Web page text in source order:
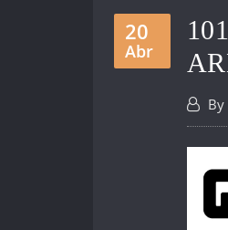
20
Abr
By